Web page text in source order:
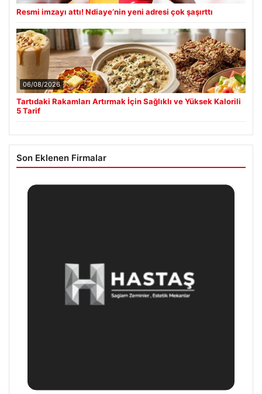
Resmi imzayı attı! Ndiaye’nin yeni adresi çok şaşırttı
06/08/2026
Tartıdaki Rakamları Artırmak İçin Sağlıklı ve Yüksek Kalorili
5 Tarif
Son Eklenen Firmalar